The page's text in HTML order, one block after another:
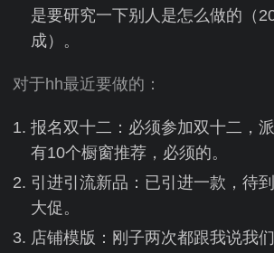
是要研究一下别人是怎么做的（
成）。
对于hh最近要做的：
报名双十二：必须参加双十二，
有10个橱窗推荐，必须的。
引进引流新品：已引进一款，待
大促。
店铺模版：刚子两次都跟我说我